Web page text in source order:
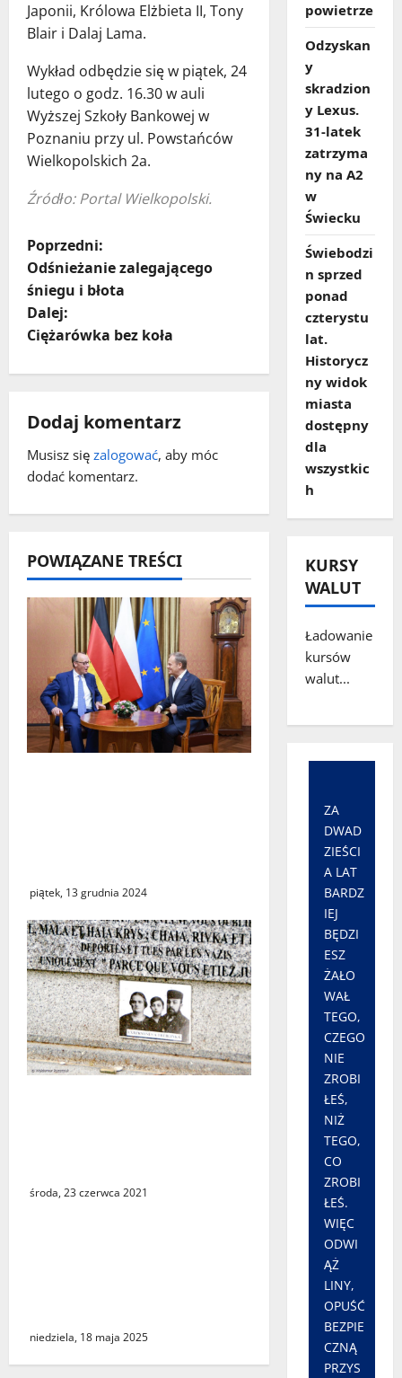
Japonii, Królowa Elżbieta II, Tony
Blair i Dalaj Lama.
Wykład odbędzie się w piątek, 24
lutego o godz. 16.30 w auli
Wyższej Szkoły Bankowej w
Poznaniu przy ul. Powstańców
Wielkopolskich 2a.
Źródło: Portal Wielkopolski.
Z
o
b
a
z
w
p
i
s
y
Poprzedni:
Odśnieżanie zalegającego
śniegu i błota
Dalej:
Ciężarówka bez koła
Dodaj komentarz
Musisz się zalogować, aby móc
dodać komentarz.
POWIĄZANE TREŚCI
piątek, 13 grudnia 2024
środa, 23 czerwca 2021
niedziela, 18 maja 2025
powietrze
Odzyskan
y
skradzion
y Lexus.
31‑latek
zatrzyma
ny na A2
w
Świecku
Świebodzi
n sprzed
ponad
czterystu
lat.
Historycz
ny widok
miasta
dostępny
dla
wszystkic
h
KURSY
WALUT
Ładowanie
kursów
walut...
ZA
DWAD
ZIEŚCI
A LAT
BARDZ
IEJ
BĘDZI
ESZ
ŻAŁO
WAŁ
TEGO,
CZEGO
NIE
ZROBI
ŁEŚ,
NIŻ
TEGO,
CO
ZROBI
ŁEŚ.
WIĘC
ODWI
ĄŻ
LINY,
OPUŚĆ
BEZPIE
CZNĄ
PRZYS